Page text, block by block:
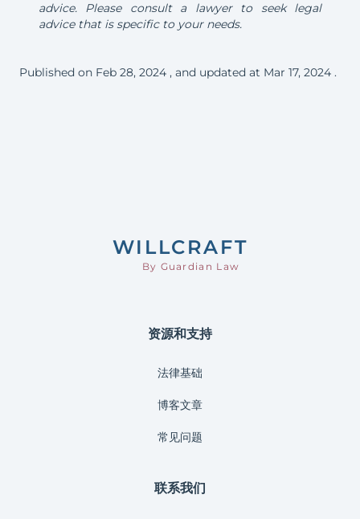
advice. Please consult a lawyer to seek legal
advice that is specific to your needs.
Published on Feb 28, 2024 , and updated at Mar 17, 2024 .
WILLCRAFT
By Guardian Law
资源和支持
法律基础
博客文章
常见问题
联系我们